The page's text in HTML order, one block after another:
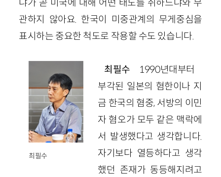
냐가 곧 미국에 대해 어떤 태도를 취하느냐와 무
관하지 않아요. 한국이 미중관계의 무게중심을
표시하는 중요한 척도로 작용할 수도 있습니다.
최필수
최필수 1990년대부터
부각된 일본의 혐한이나 지
금 한국의 혐중, 서방의 이민
자 혐오가 모두 같은 맥락에
서 발생했다고 생각합니다.
자기보다 열등하다고 생각
했던 존재가 동등해지려고